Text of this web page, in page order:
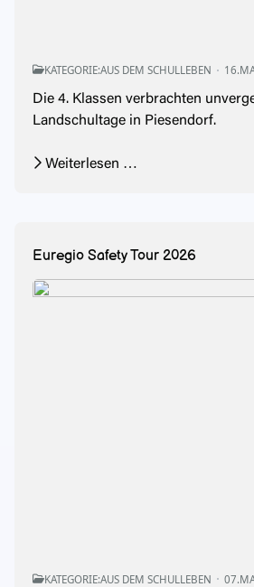
KATEGORIE:AUS DEM SCHULLEBEN
Die 4. Klassen verbrachten
Landschultage in Piesendorf.
Weiterlesen …
Euregio Safety Tour 2026
KATEGORIE:AUS DEM SCHULLEBEN